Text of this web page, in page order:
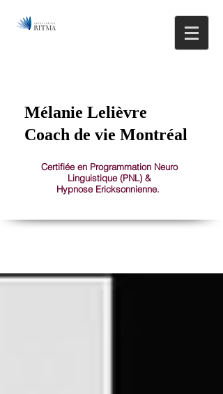
Mélanie Lelièvre
Coach de vie Montréal
Certifiée en Programmation Neuro
Linguistique (PNL) &
Hypnose Ericksonnienne.